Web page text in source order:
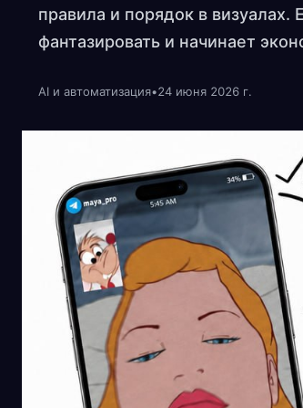
правила и порядок в визуалах.
фантазировать и начинает
AI и автоматизация•24 июня 2026 г.